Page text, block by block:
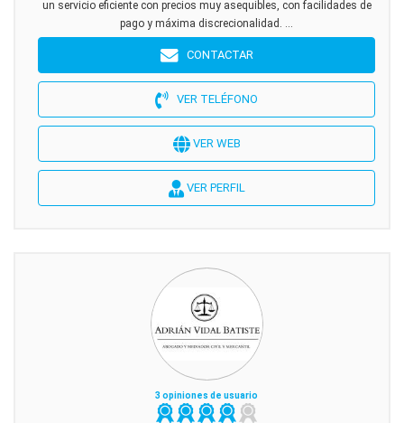
un servicio eficiente con precios muy asequibles, con facilidades de
pago y máxima discrecionalidad. ...
CONTACTAR
VER TELÉFONO
VER WEB
VER PERFIL
3 opiniones de usuario